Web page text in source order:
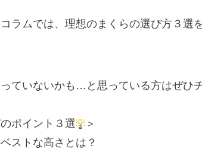
ラムでは、理想のまくらの選び方３選
ていないかも … と思っている方はぜひ
ポイント ３選
＞
ストな高さとは？